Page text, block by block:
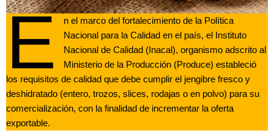
E
n el marco del fortalecimiento de la Política
Nacional para la Calidad en el país, el Instituto
Nacional de Calidad (Inacal), organismo adscrito al
Ministerio de la Producción (Produce) estableció
los requisitos de calidad que debe cumplir el jengibre fresco y
deshidratado (entero, trozos, slices, rodajas o en polvo) para su
comercialización, con la finalidad de incrementar la oferta
exportable.